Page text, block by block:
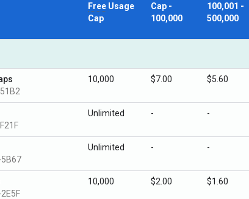
Free Usage
Cap
Cap -
100,000
100,001 -
500,000
10,000 $7.00 $5.60
Unlimited - -
5B67
Unlimited - -
10,000 $2.00 $1.60